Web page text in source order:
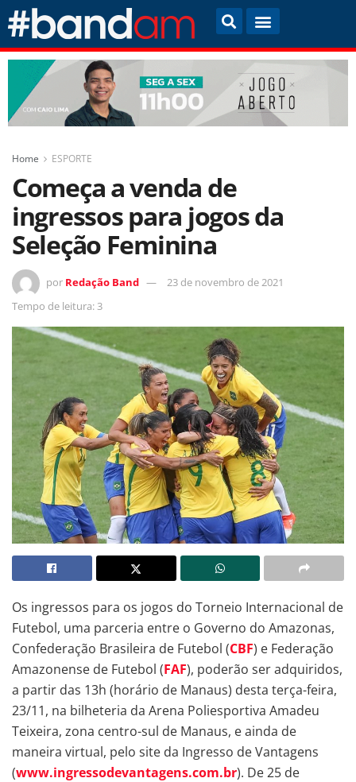
Home ESPORTE
Começa a venda de
ingressos para jogos da
Seleção Feminina
por Redação Band
23 de novembro de 2021
Tempo de leitura: 3
Os ingressos para os jogos do Torneio Internacional de
Futebol, uma parceria entre o Governo do Amazonas,
Confederação Brasileira de Futebol (CBF) e Federação
Amazonense de Futebol (FAF), poderão ser adquiridos,
a partir das 13h (horário de Manaus) desta terça-feira,
23/11, na bilheteria da Arena Poliesportiva Amadeu
Teixeira, zona centro-sul de Manaus, e ainda de
maneira virtual, pelo site da Ingresso de Vantagens
(www.ingressodevantagens.com.br). De 25 de